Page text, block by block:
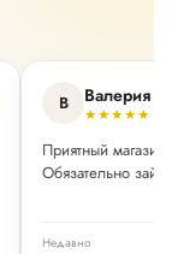
В Валерия
★★★★★
Приятный
Обязательно
Недавно